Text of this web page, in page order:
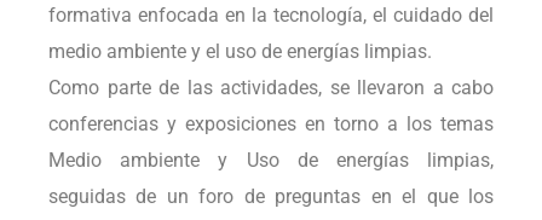
formativa enfocada en la tecnología, el cuidado del
medio ambiente y el uso de energías limpias.
Como parte de las actividades, se llevaron a cabo
conferencias y exposiciones en torno a los temas
Medio ambiente y Uso de energías limpias,
seguidas de un foro de preguntas en el que los